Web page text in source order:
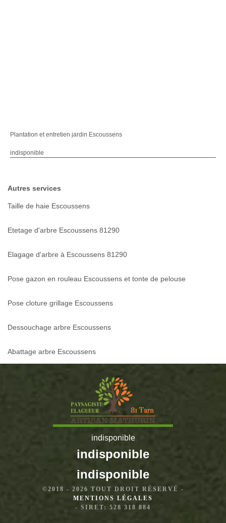
Plantation et entretien jardin Escoussens
indisponible
Autres services
Taille de haie Escoussens
Etetage d'arbre Escoussens 81290
Elagage d'arbre à Escoussens 81290
Pose gazon en rouleau Escoussens et tonte de pelouse
Pose cloture grillage Escoussens
Dessouchage arbre Escoussens
Abattage arbre Escoussens
indisponible
indisponible
indisponible
©2018 - 2026 TOUT DROIT RÉSERVÉ -
MENTIONS LÉGALES
- SIRET: 528 318 884